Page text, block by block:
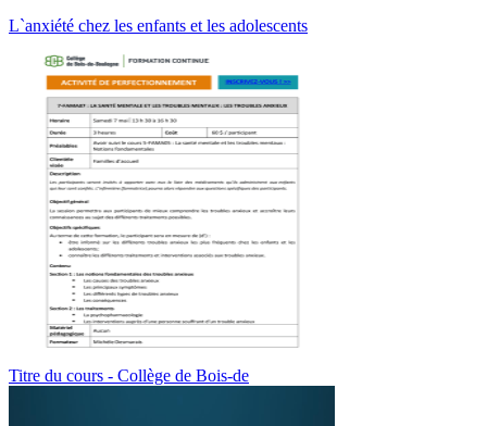
L`anxiété chez les enfants et les adolescents
Titre du cours - Collège de Bois-de